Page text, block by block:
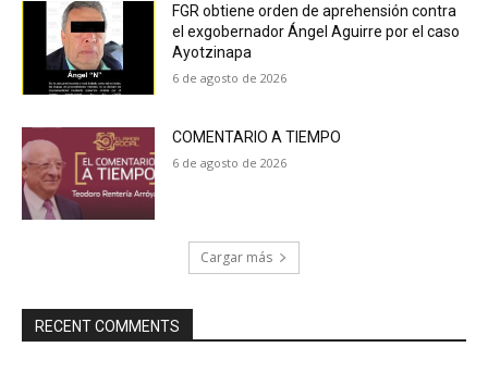
FGR obtiene orden de aprehensión contra
el exgobernador Ángel Aguirre por el caso
Ayotzinapa
6 de agosto de 2026
COMENTARIO A TIEMPO
6 de agosto de 2026
Cargar más
RECENT COMMENTS